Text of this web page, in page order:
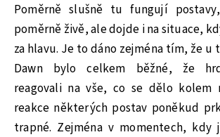
Poměrně slušně tu fungují
poměrně živě, ale dojde i na situace,
za hlavu. Je to dáno zejména tím, že
Dawn bylo celkem běžné, že
reagovali na vše, co se dělo kolem
reakce některých postav poněkud
trapné. Zejména v momentech, kdy